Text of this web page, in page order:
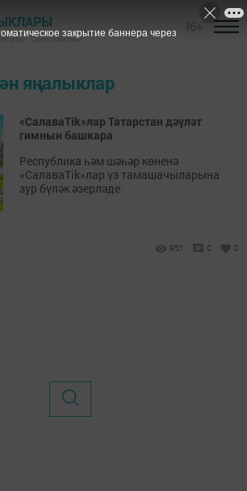
- Саба районы
яңалыклар
«СалаваTik»лар Татарстан дәүләт
гимнын башкара
Республика һәм шәһәр көненә
«СалаваTik»лар үз тамашачыларына
зур бүләк әзерләде.
951 0 0
закрытие баннера через